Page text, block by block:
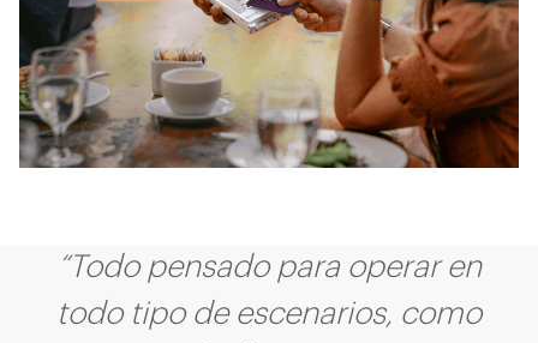
“Todo pensado para operar en
todo tipo de escenarios, como